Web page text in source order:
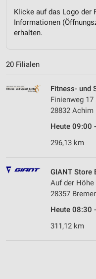
Klicke auf das Logo der
Informationen
erhalten.
20 Filialen
Fitness- und
Finienweg 17
28832 Achim
Heute 09:00
296,13 km
GIANT Store
Auf der Höhe
28357
Heute 08:30
311,12 km